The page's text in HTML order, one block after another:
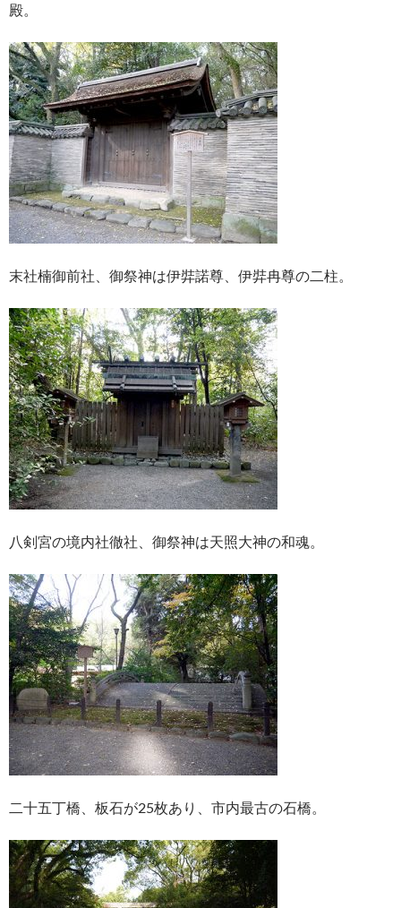
殿。
末社楠御前社、御祭神は伊弉諾尊、伊弉冉尊の二柱。
八剣宮の境内社徹社、御祭神は天照大神の和魂。
二十五丁橋、板石が25枚あり、市内最古の石橋。